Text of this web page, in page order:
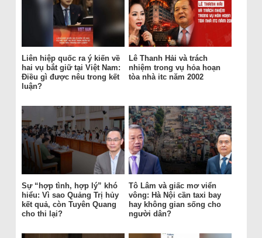
Liên hiệp quốc ra ý kiến về
hai vụ bắt giữ tại Việt Nam:
Điều gì được nêu trong kết
luận?
Lê Thanh Hải và trách
nhiệm trong vụ hỏa hoạn
tòa nhà itc năm 2002
Sự “hợp tình, hợp lý” khó
hiểu: Vì sao Quảng Trị hủy
kết quả, còn Tuyên Quang
cho thi lại?
Tô Lâm và giấc mơ viển
vông: Hà Nội cần taxi bay
hay không gian sống cho
người dân?